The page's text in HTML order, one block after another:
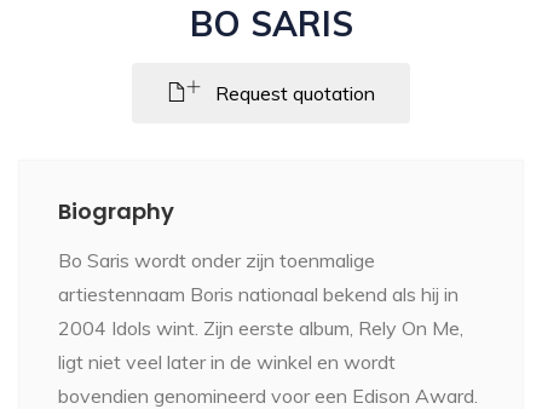
BO SARIS
Request quotation
Biography
Bo Saris wordt onder zijn toenmalige
artiestennaam Boris nationaal bekend als hij in
2004 Idols wint. Zijn eerste album, Rely On Me,
ligt niet veel later in de winkel en wordt
bovendien genomineerd voor een Edison Award.